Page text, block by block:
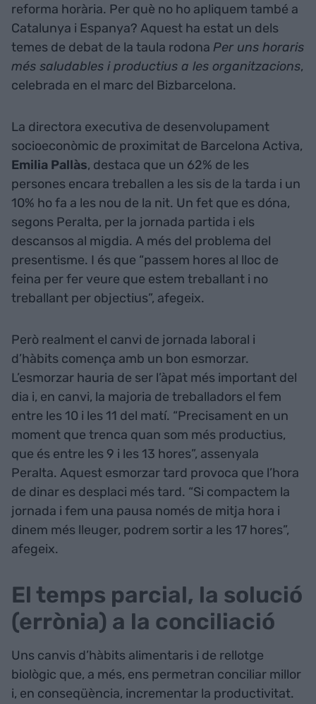
reforma horària. Per què no ho apliquem també a
Catalunya i Espanya? Aquest ha estat un dels
temes de debat de la taula rodona Per uns horaris
més saludables i productius a les organitzacions,
celebrada en el marc del Bizbarcelona.
La directora executiva de desenvolupament
socioeconòmic de proximitat de Barcelona Activa,
Emilia Pallàs, destaca que un 62% de les
persones encara treballen a les sis de la tarda i un
10% ho fa a les nou de la nit. Un fet que es dóna,
segons Peralta, per la jornada partida i els
descansos al migdia. A més del problema del
presentisme. I és que “passem hores al lloc de
feina per fer veure que estem treballant i no
treballant per objectius”, afegeix.
Però realment el canvi de jornada laboral i
d’hàbits comença amb un bon esmorzar.
L’esmorzar hauria de ser l’àpat més important del
dia i, en canvi, la majoria de treballadors el fem
entre les 10 i les 11 del matí. “Precisament en un
moment que trenca quan som més productius,
que és entre les 9 i les 13 hores”, assenyala
Peralta. Aquest esmorzar tard provoca que l’hora
de dinar es desplaci més tard. “Si compactem la
jornada i fem una pausa només de mitja hora i
dinem més lleuger, podrem sortir a les 17 hores”,
afegeix.
El temps parcial, la solució
(errònia) a la conciliació
Uns canvis d’hàbits alimentaris i de rellotge
biològic que, a més, ens permetran conciliar millor
i, en conseqüència, incrementar la productivitat.